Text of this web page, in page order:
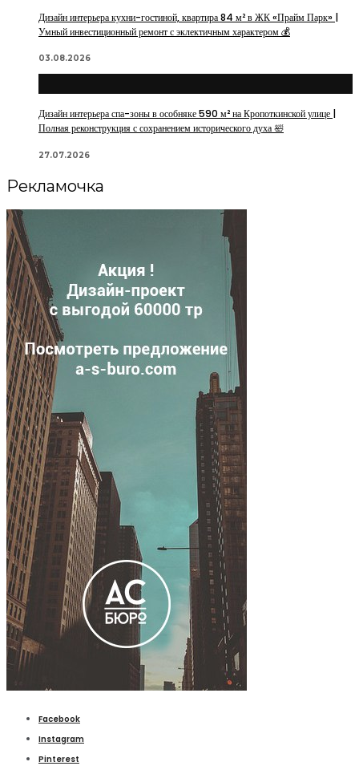
Дизайн интерьера кухни-гостиной, квартира 84 м² в ЖК «Прайм Парк» |
Умный инвестиционный ремонт с эклектичным характером 💰
03.08.2026
Дизайн интерьера спа-зоны в особняке 590 м² на Кропоткинской улице |
Полная реконструкция с сохранением исторического духа 🛀
27.07.2026
Рекламочка
Facebook
Instagram
Pinterest